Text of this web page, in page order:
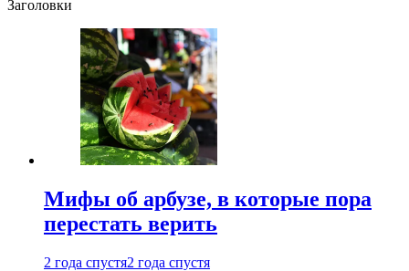
Заголовки
Мифы об арбузе, в которые пора
перестать верить
2 года спустя2 года спустя